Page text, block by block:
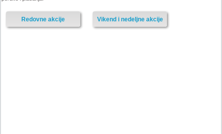
Vikend i nedeljne akcije
Redovne akcije